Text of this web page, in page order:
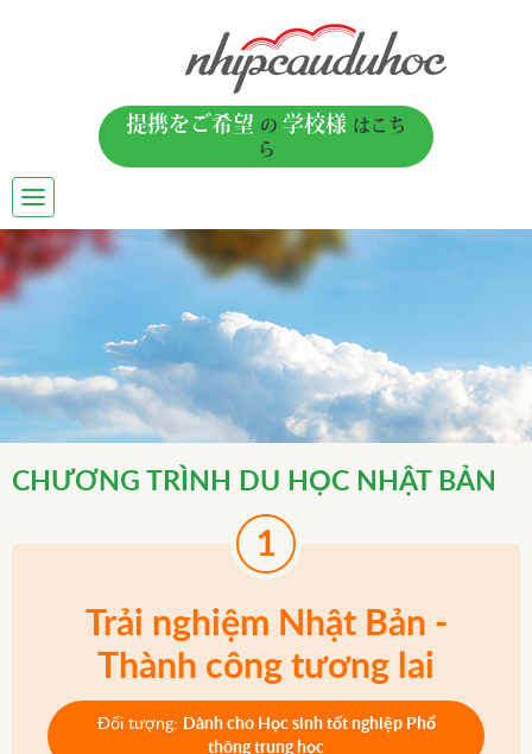
提携をご希望 の 学校様 はこち
ら
TOGGLE
CHƯƠNG TRÌNH DU HỌC NHẬT BẢN
Trải nghiệm Nhật Bản -
Thành công tương lai
Đối tượng: Dành cho Học sinh tốt nghiệp Phổ
thông trung học